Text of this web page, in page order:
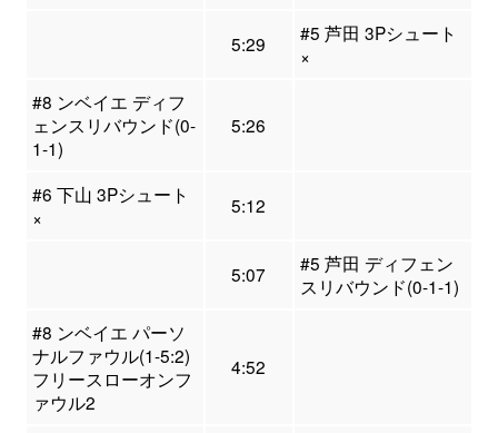
5:29
#5 芦田 3Pシュート
×
#8 ンベイエ ディフ
ェンスリバウンド(0-
1-1)
5:26
#6 下山 3Pシュート
×
5:12
5:07
#5 芦田 ディフェン
スリバウンド(0-1-1)
#8 ンベイエ パーソ
ナルファウル(1-5:2)
フリースローオンフ
ァウル2
4:52